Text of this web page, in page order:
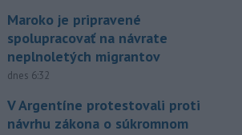
Maroko je pripravené
spolupracovať na návrate
neplnoletých migrantov
dnes 6:32
V Argentíne protestovali proti
návrhu zákona o súkromnom